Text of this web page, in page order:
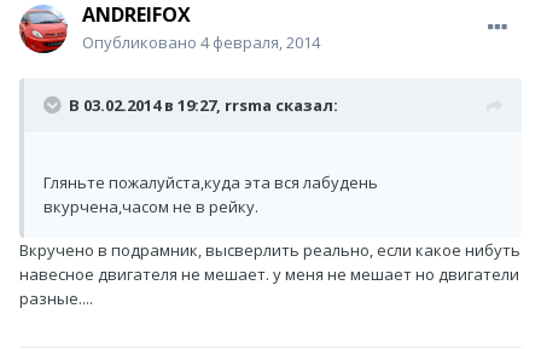
ANDREIFOX
Опубликовано 4 февраля, 2014
В 03.02.2014 в 19:27, rrsma сказал:
Гляньте пожалуйста,куда эта вся лабудень
вкурчена,часом не в рейку.
Вкручено в подрамник, высверлить реально, если какое нибуть
навесное двигателя не мешает. у меня не мешает но двигатели
разные....